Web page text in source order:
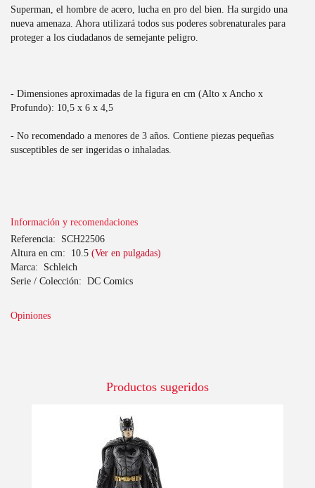
Superman, el hombre de acero, lucha en pro del bien. Ha surgido una
nueva amenaza. Ahora utilizará todos sus poderes sobrenaturales para
proteger a los ciudadanos de semejante peligro.
- Dimensiones aproximadas de la figura en cm (Alto x Ancho x
Profundo): 10,5 x 6 x 4,5
- No recomendado a menores de 3 años. Contiene piezas pequeñas
susceptibles de ser ingeridas o inhaladas.
Información y recomendaciones
Referencia: SCH22506
Altura en cm: 10.5 (Ver en pulgadas)
Marca: Schleich
Serie / Colección: DC Comics
Opiniones
Productos sugeridos